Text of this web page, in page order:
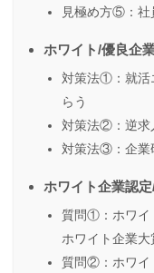
見極め方⑤：社
ホワイト/優良企
対策法①：就活
らう
対策法②：逆求
対策法③：企業
ホワイト企業認
質問①：ホワイ
ホワイト企業大
質問②：ホワイ